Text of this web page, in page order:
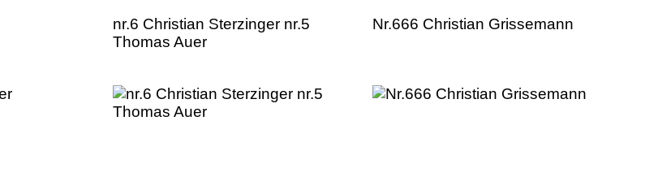
nr.6 Christian Sterzinger nr.5
Thomas Auer
Nr.666 Christian Grissemann